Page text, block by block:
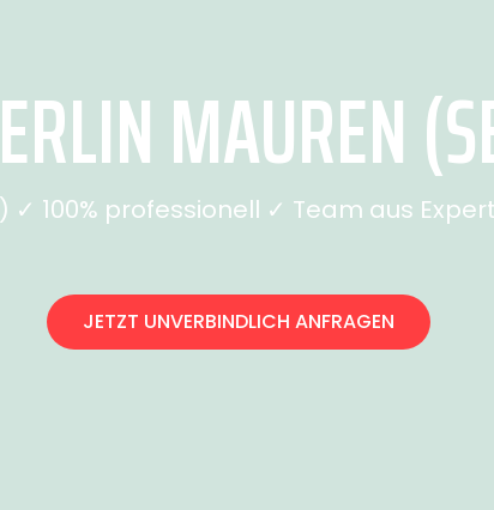
MAUREN
✓ 100% professionell ✓ Team aus
JETZT UNVERBINDLICH ANFRAGEN